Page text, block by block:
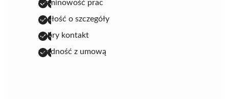
terminowość prac
dbałość o szczegóły
dobry kontakt
zgodność z umową